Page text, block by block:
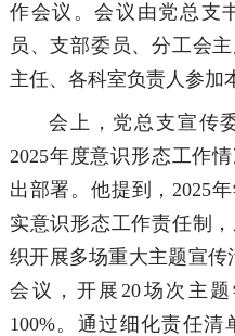
作会议。会议由党总支
员、支部委员、分工会
主任、各科室负责人参加
会上，党总支宣传
2025年度意识形态工作
出部署。他提到，2025
实意识形态工作责任制
织开展多场重大主题宣
会议，开展20场次主
100%。通过细化责任